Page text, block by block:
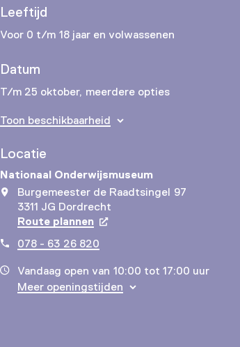
Leeftijd
Voor 0 t/m 18 jaar en volwassenen
Datum
T/m 25 oktober, meerdere opties
Toon beschikbaarheid
Locatie
Nationaal Onderwijsmuseum
Burgemeester de Raadtsingel 97
3311 JG Dordrecht
Route plannen Opent in een nieuw tabblad
078 - 63 26 820
Vandaag open van 10:00 tot 17:00 uur
Meer openingstijden